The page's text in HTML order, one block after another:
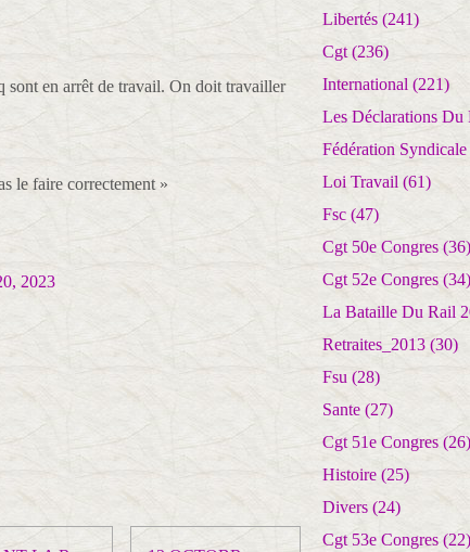
sont en arrêt de travail. On doit travailler
le faire correctement »
2023
Libertés (241)
Cgt (236)
International (221)
Les Déclarations Du
Fédération
Loi Travail (61)
Fsc (47)
Cgt 50e Congres (36)
Cgt 52e Congres (34)
La Bataille Du Rail
Retraites_2013 (30)
Fsu (28)
Sante (27)
Cgt 51e Congres (26)
Histoire (25)
Divers (24)
Cgt 53e Congres (22)